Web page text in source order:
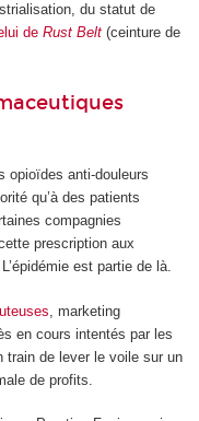
du statut de
de Rust Belt(ceinture de
opioïdes anti-douleurs
qu’à des patients
compagnies
prescription aux
est partie de là.
, marketing
en cours intentés par les
de lever le voile sur un
de profits.